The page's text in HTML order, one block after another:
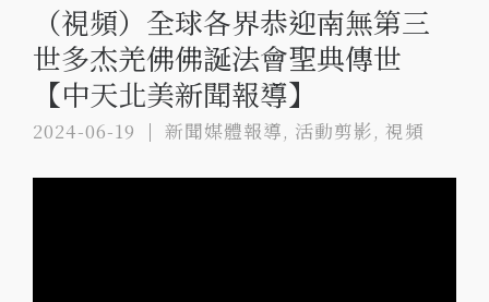
（視頻）全球各界恭迎南無第三
世多杰羌佛佛誕法會聖典傳世
【中天北美新聞報導】
2024-06-19 新聞媒體報導, 活動剪影, 視頻